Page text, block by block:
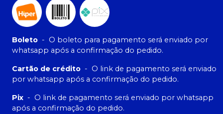
Boleto - O boleto para pagamento será enviado por
whatsapp após a confirmação do pedido.
Cartão de crédito - O link de pagamento será enviado
por whatsapp após a confirmação do pedido.
Pix - O link de pagamento será enviado por whatsapp
após a confirmação do pedido.